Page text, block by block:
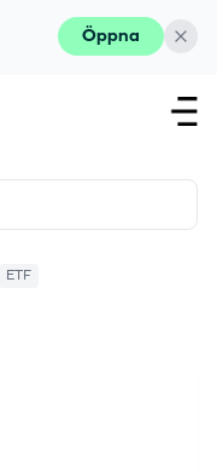
Öppna
ETF